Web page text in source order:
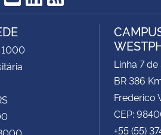
YouTube
LinkedIn
RSS
1000
Linha 7
BR 386
Frederico
CEP:
+55 (55)